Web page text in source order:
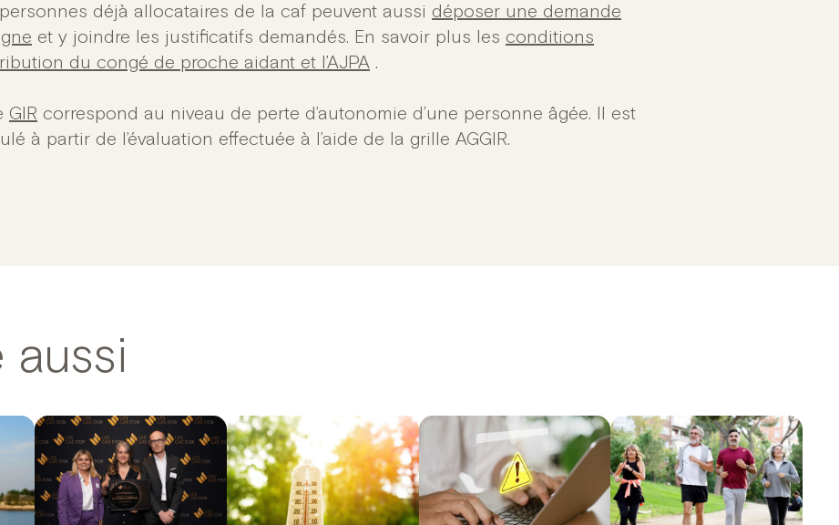
déjà allocataires de la caf peuvent aussi déposer une demande
et y joindre les justificatifs demandés. En savoir plus les conditions
du congé de proche aidant et l’AJPA .
GIR correspond au niveau de perte d’autonomie d’une personne âgée. Il est
à partir de l’évaluation effectuée à l’aide de la grille AGGIR.
aussi